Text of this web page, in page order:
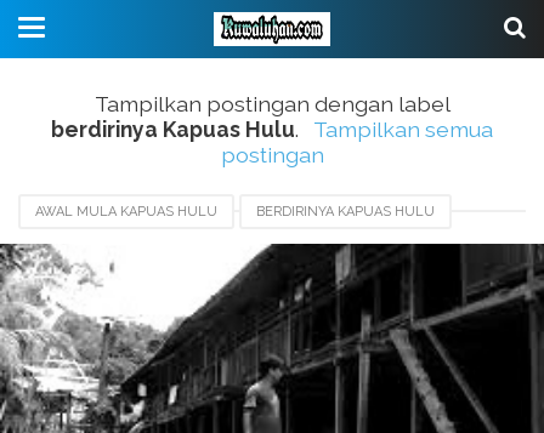
Tampilkan postingan dengan label
berdirinya Kapuas Hulu.
Tampilkan semua
postingan
AWAL MULA KAPUAS HULU BERDIRINYA KAPUAS HULU
SEJARAH KABUPATEN BIREUEN SEJARAH KABUPATEN PIDIE
SEJARAH KALIMANTAN SEJARAH KAPUAS HULU
SEJARAH KOTA JAMBI TERBENTUKNYA KAPUAS HULU